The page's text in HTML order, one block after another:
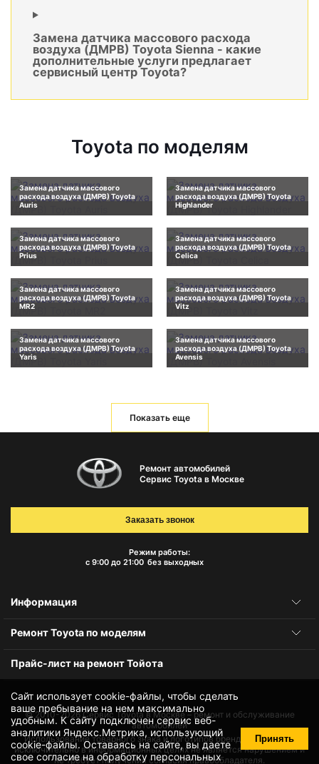
Замена датчика массового расхода
воздуха (ДМРВ) Toyota Sienna - какие
дополнительные услуги предлагает
сервисный центр Toyota?
Toyota по моделям
Замена датчика массового
расхода воздуха (ДМРВ) Toyota
Auris
Замена датчика массового
расхода воздуха (ДМРВ) Toyota
Highlander
Замена датчика массового
расхода воздуха (ДМРВ) Toyota
Prius
Замена датчика массового
расхода воздуха (ДМРВ) Toyota
Celica
Замена датчика массового
расхода воздуха (ДМРВ) Toyota
MR2
Замена датчика массового
расхода воздуха (ДМРВ) Toyota
Vitz
Замена датчика массового
расхода воздуха (ДМРВ) Toyota
Yaris
Замена датчика массового
расхода воздуха (ДМРВ) Toyota
Avensis
Показать еще
Сайт использует cookie-файлы, чтобы сделать
ваше пребывание на нем максимально
удобным. К cайту подключен сервис веб-
аналитики Яндекс.Метрика, использующий
cookie-файлы. Оставаясь на сайте, вы даете
своесогласие на обработку персональных
Принять
Ремонт автомобилей
Сервис Toyota в Москве
Режим работы:
с 9:00 до 21:00 без выходных
Заказать звонок
Информация
Ремонт Toyota по моделям
Прайс-лист на ремонт Тойота
© 2010-2026Сервис Toyota в Москве – ремонт и обслуживание
автомобилей
Использование товарного знака и логотипов бренда происходит
исключительно в информационных целях не является нарушением и
не требует получения согласия правообладателя.